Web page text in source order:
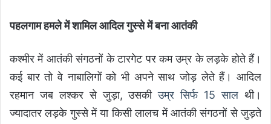
पहलगाम हमले में शामिल आदिल गुस्से में बना आतंकी
कश्मीर में आतंकी संगठनों के टारगेट पर कम उम्र के लड़के होते हैं।
कई बार तो वे नाबालिगों को भी अपने साथ जोड़ लेते हैं। आदिल
रहमान जब लश्कर से जुड़ा, उसकीउम्र सिर्फ 15 साल थी।
ज्यादातर लड़के गुस्से में या किसी लालच में आतंकी संगठनों से जुड़ते